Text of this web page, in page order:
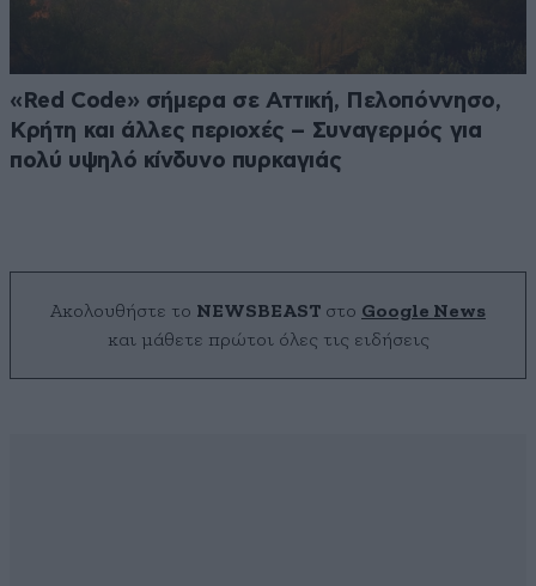
«Red Code» σήμερα σε Αττική, Πελοπόννησο,
Κρήτη και άλλες περιοχές – Συναγερμός για
πολύ υψηλό κίνδυνο πυρκαγιάς
Ακολουθήστε το NEWSBEAST στο Google News
και μάθετε πρώτοι όλες τις ειδήσεις